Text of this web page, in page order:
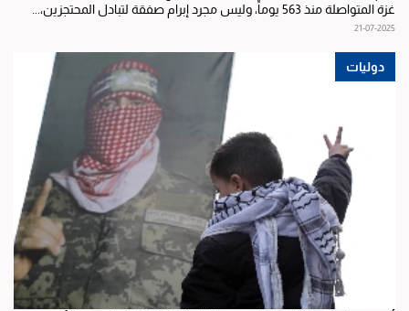
غزة المتواصلة منذ 563 يوماً، وليس مجرد إبرام صفقة لتبادل المحتجزين،...
21-07-2025
دوليات